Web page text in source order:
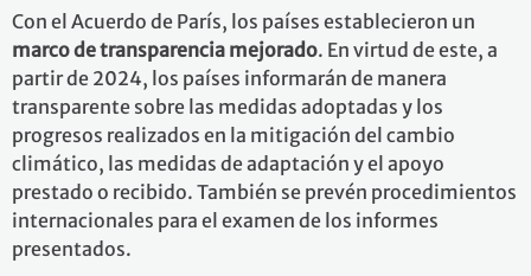
Con el Acuerdo de París, los países establecieron un
marco de transparencia mejorado. En virtud de este, a
partir de 2024, los países informarán de manera
transparente sobre las medidas adoptadas y los
progresos realizados en la mitigación del cambio
climático, las medidas de adaptación y el apoyo
prestado o recibido. También se prevén procedimientos
internacionales para el examen de los informes
presentados.